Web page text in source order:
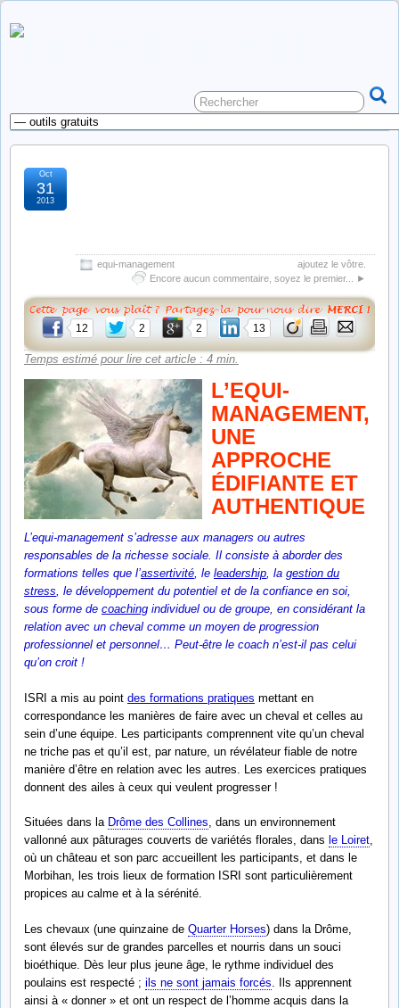
equi-management
ajoutez le vôtre.
Encore aucun commentaire, soyez le premier... ►
Oct
31
2013
12 2 2 13
Temps estimé pour lire cet article : 4 min.
L’EQUI-
MANAGEMENT,
UNE
APPROCHE
ÉDIFIANTE ET
AUTHENTIQUE
L’equi-management s’adresse aux managers ou autres
responsables de la richesse sociale. Il consiste à aborder des
formations telles que l’assertivité, le leadership, la gestion du
stress, le développement du potentiel et de la confiance en soi,
sous forme de coaching individuel ou de groupe, en considérant la
relation avec un cheval comme un moyen de progression
professionnel et personnel… Peut-être le coach n’est-il pas celui
qu’on croit !
ISRI a mis au point des formations pratiques mettant en
correspondance les manières de faire avec un cheval et celles au
sein d’une équipe. Les participants comprennent vite qu’un cheval
ne triche pas et qu’il est, par nature, un révélateur fiable de notre
manière d’être en relation avec les autres. Les exercices pratiques
donnent des ailes à ceux qui veulent progresser !
Situées dans la Drôme des Collines, dans un environnement
vallonné aux pâturages couverts de variétés florales, dans le Loiret,
où un château et son parc accueillent les participants, et dans le
Morbihan, les trois lieux de formation ISRI sont particulièrement
propices au calme et à la sérénité.
Les chevaux (une quinzaine de Quarter Horses) dans la Drôme,
sont élevés sur de grandes parcelles et nourris dans un souci
bioéthique. Dès leur plus jeune âge, le rythme individuel des
poulains est respecté ; ils ne sont jamais forcés . Ils apprennent
ainsi à « donner » et ont un respect de l’homme acquis dans la